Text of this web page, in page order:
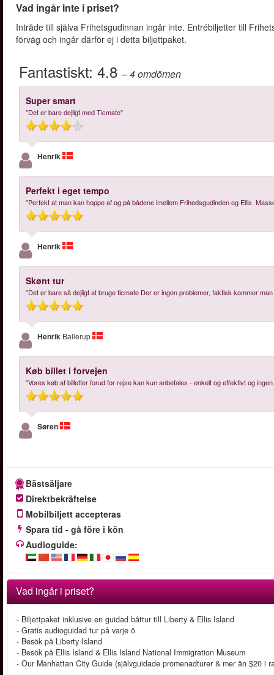
Vad ingår inte i priset?
Inträde till själva Frihetsgudinnan ingår inte. Entrébiljetter till
förväg och ingår därför ej i detta biljettpaket.
Fantastiskt: 4.8 – 4omdömen
Super smart
"Det er bare dejligt med Ticmate"
Henrik
Perfekt i eget tempo
"Perfekt at man kan hoppe af og på bådene imellem Frihedsgudinden og Ellis.
Henrik
Skønt tur
"Det er bare så dejligt at bruge ticmate Der er ingen problemer, faktisk kommer
Henrik Ballerup
Køb billet i forvejen
"Vores køb af billetter forud for rejse kan kun anbefales - enkelt og effektivt og
Søren
Bästsäljare
Direktbekräftelse
Mobilbiljett accepteras
Spara tid - gå före i kön
Audioguide:
Vad ingår i priset?
- Biljettpaket inklusive en guidad båttur till Liberty & Ellis Island
- Gratis audioguidad tur på varje ö
- Besök på Liberty Island
- Besök på Ellis Island & Ellis Island National Immigration Museum
- Our Manhattan City Guide (självguidade promenadturer & mer än $20 i